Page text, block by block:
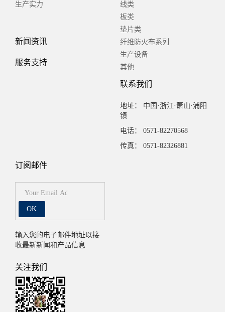
生产实力
新闻资讯
服务支持
线类
板类
垫片类
纤维防火布系列
生产设备
其他
联系我们
地址： 中国·浙江·萧山·浦阳
镇
电话： 0571-82270568
传真： 0571-82326881
订阅邮件
OK
输入您的电子邮件地址以接
收最新新闻和产品信息
关注我们